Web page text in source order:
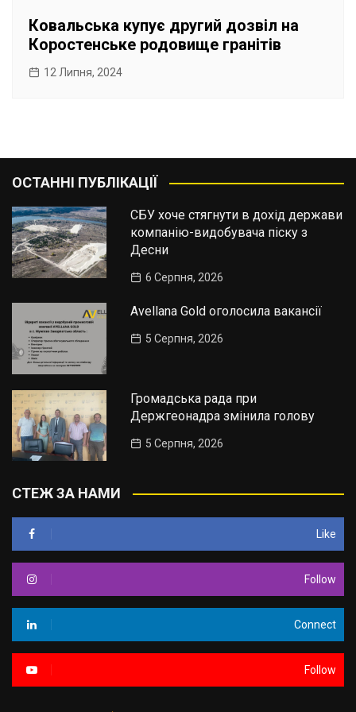
Ковальська купує другий дозвіл на
Коростенське родовище гранітів
12 Липня, 2024
ОСТАННІ ПУБЛІКАЦІЇ
СБУ хоче стягнути в дохід держави
компанію-видобувача піску з
Десни
6 Серпня, 2026
Avellana Gold оголосила вакансії
5 Серпня, 2026
Громадська рада при
Держгеонадра змінила голову
5 Серпня, 2026
СТЕЖ ЗА НАМИ
Like
Follow
Connect
Follow